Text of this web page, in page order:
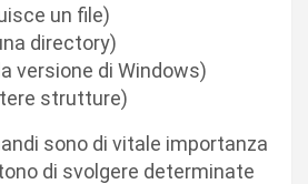
un file)
directory)
versione di Windows)
strutture)
sono di vitale importanza
di svolgere determinate